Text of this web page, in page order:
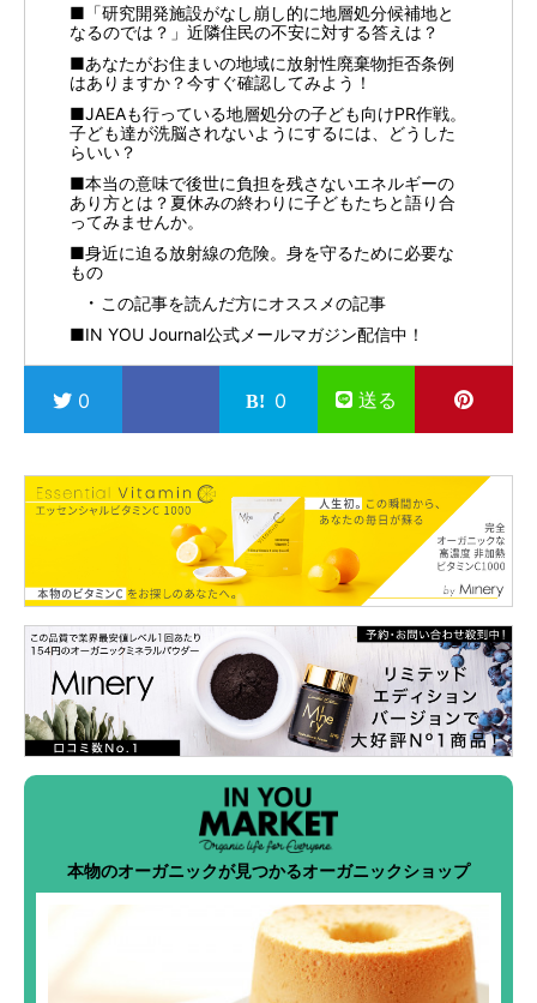
■「研究開発施設がなし崩し的に地層処分候補地と
なるのでは？」近隣住民の不安に対する答えは？
■あなたがお住まいの地域に放射性廃棄物拒否条例
はありますか？今すぐ確認してみよう！
■JAEAも行っている地層処分の子ども向けPR作戦。
子ども達が洗脳されないようにするには、どうした
らいい？
■本当の意味で後世に負担を残さないエネルギーの
あり方とは？夏休みの終わりに子どもたちと語り合
ってみませんか。
■身近に迫る放射線の危険。身を守るために必要な
もの
この記事を読んだ方にオススメの記事
■IN YOU Journal公式メールマガジン配信中！
0 0 送る
本物のオーガニックが見つかるオーガニックショップ